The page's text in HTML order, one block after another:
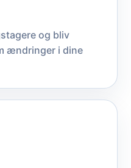
og bliv
ændringer i dine